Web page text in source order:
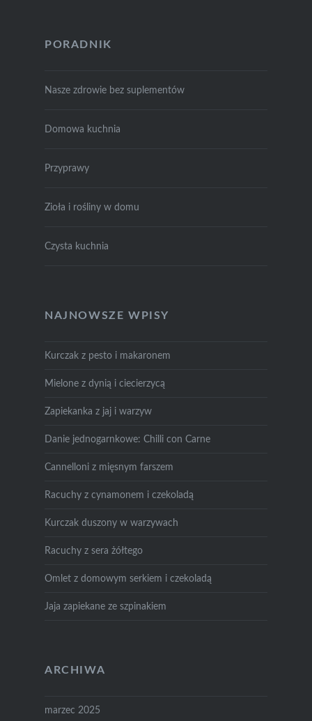
PORADNIK
Nasze zdrowie bez suplementów
Domowa kuchnia
Przyprawy
Zioła i rośliny w domu
Czysta kuchnia
NAJNOWSZE WPISY
Kurczak z pesto i makaronem
Mielone z dynią i ciecierzycą
Zapiekanka z jaj i warzyw
Danie jednogarnkowe: Chilli con Carne
Cannelloni z mięsnym farszem
Racuchy z cynamonem i czekoladą
Kurczak duszony w warzywach
Racuchy z sera żółtego
Omlet z domowym serkiem i czekoladą
Jaja zapiekane ze szpinakiem
ARCHIWA
marzec 2025